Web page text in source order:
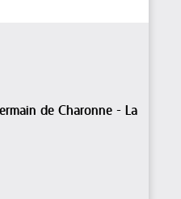
de Charonne - La